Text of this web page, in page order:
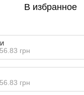
В избранное
грн
грн